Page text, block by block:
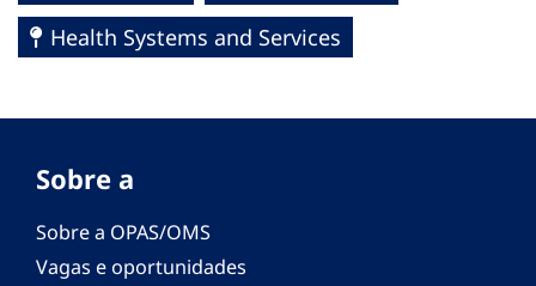
Health Systems and Services
Sobre a
Sobre a OPAS/OMS
Vagas e oportunidades